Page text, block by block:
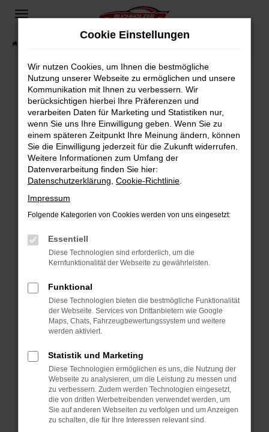
Zum
springen
Fahrzeugsuche
Fehler: Network Error
Beim Laden ist ein Fehler aufgetreten.
Hier sind ein paar Tipps, die dir helfen können:
Überprüfe deine Firewall und deine
Internetverbindung.
Laden andere Webseiten, zum Beispiel deine
Suchmaschine?
Prüfe deine Browsererweiterungen.
können das Laden bestimmter Seiten
verhindern. Funktioniert die Seite in einem
anderen Browser oder in einem privaten
Starte dein Gerät neu.
Das kann manchmal helfen, vorübergehende
Probleme zu beheben.
Betriebssystem auf dem neuesten Stand
sind.
Veraltete Software birgt nicht nur ein
Sicherheitsrisiko, sondern kann auch dazu
führen, dass bestimmte Funktionen nicht mehr
unterstützt werden.
Cookie Einstellungen
Wir nutzen Cookies, um Ihnen die bestmögliche
Nutzung unserer Webseite zu ermöglichen und unsere
Kommunikation mit Ihnen zu verbessern. Wir
berücksichtigen hierbei Ihre Präferenzen und
verarbeiten Daten für Marketing und Statistiken nur,
wenn Sie uns Ihre Einwilligung geben. Wenn Sie zu
einem späteren Zeitpunkt Ihre Meinung ändern, können
Sie die Einwilligung jederzeit für die Zukunft widerrufen.
Weitere Informationen zum Umfang der
Datenverarbeitung finden Sie hier:
Datenschutzerklärung Cookie-Richtlinie
Impressum
Folgende Kategorien von Cookies werden von uns eingesetzt:
Essentiell
Diese Technologien sind erforderlich, um die
Kernfunktionalität der Webseite zu gewährleisten.
Funktional
Diese Technologien bieten die bestmögliche Funktionalität
der Webseite. Services von Drittanbietern wie Google
Maps, Chats, Fahrzeugbewertungssystem und weitere
werden aktiviert.
Statistik und Marketing
Diese Technologien ermöglichen es uns, die Nutzung der
Webseite zu analysieren, um die Leistung zu messen und
zu verbessern. Zudem werden Technologien eingesetzt,
die von dritten Werbetreibenden verwendet werden, um
Sie auf anderen Webseiten zu verfolgen und um Anzeigen
zu schalten, die für Ihre Interessen relevant sind.